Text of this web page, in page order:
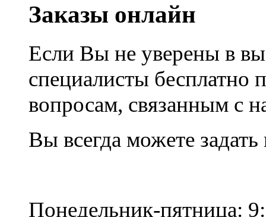
Заказы онлайн
Если Вы не уверены в
специалисты
вопросам, связанным с
Вы всегда можете
Понедельник-пятница: